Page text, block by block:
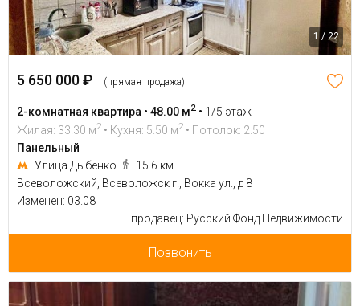
1 / 22
5 650 000 ₽ (прямая продажа)
2-комнатная квартира • 48.00 м2 • 1/5 этаж
Жилая: 33.30 м2 • Кухня: 5.50 м2 • Потолок: 2.50
Панельный
Улица Дыбенко
15.6 км
Всеволожский, Всеволожск г., Вокка ул., д 8
Изменен: 03.08
продавец: Русский Фонд Недвижимости
Позвонить